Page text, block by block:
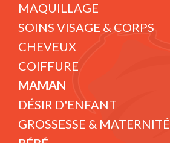
MAQUILLAGE
SOINS VISAGE & CORPS
CHEVEUX
COIFFURE
MAMAN
DÉSIR D'ENFANT
GROSSESSE & MATERNITÉ